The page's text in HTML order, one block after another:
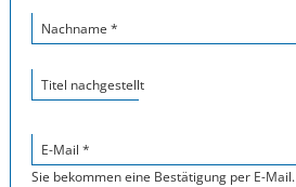
Nachname *
Titel nachgestellt
E-Mail *
Sie bekommen eine Bestätigung per E-Mail.